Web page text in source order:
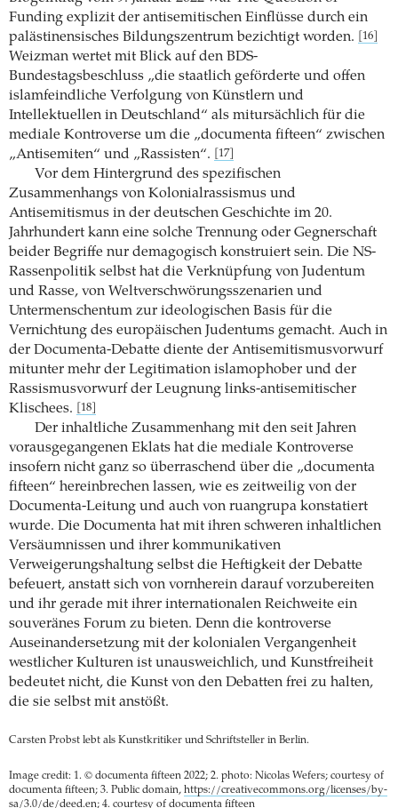
Funding explizit der antisemitischen Einflüsse durch ein
palästinensisches Bildungszentrum bezichtigt worden.
[16]
Weizman wertet mit Blick auf den BDS-
Bundestagsbeschluss „die staatlich geförderte und offen
islamfeindliche Verfolgung von Künstlern und
Intellektuellen in Deutschland“ als mitursächlich für die
mediale Kontroverse um die „documenta fifteen“ zwischen
„Antisemiten“ und „Rassisten“.
[17]
Vor dem Hintergrund des spezifischen
Zusammenhangs von Kolonialrassismus und
Antisemitismus in der deutschen Geschichte im 20.
Jahrhundert kann eine solche Trennung oder Gegnerschaft
beider Begriffe nur demagogisch konstruiert sein. Die NS-
Rassenpolitik selbst hat die Verknüpfung von Judentum
und Rasse, von Weltverschwörungsszenarien und
Untermenschentum zur ideologischen Basis für die
Vernichtung des europäischen Judentums gemacht. Auch in
der Documenta-Debatte diente der Antisemitismusvorwurf
mitunter mehr der Legitimation islamophober und der
Rassismusvorwurf der Leugnung links-antisemitischer
Klischees.
[18]
Der inhaltliche Zusammenhang mit den seit Jahren
vorausgegangenen Eklats hat die mediale Kontroverse
insofern nicht ganz so überraschend über die „documenta
fifteen“ hereinbrechen lassen, wie es zeitweilig von der
Documenta-Leitung und auch von ruangrupa konstatiert
wurde. Die Documenta hat mit ihren schweren inhaltlichen
Versäumnissen und ihrer kommunikativen
Verweigerungshaltung selbst die Heftigkeit der Debatte
befeuert, anstatt sich von vornherein darauf vorzubereiten
und ihr gerade mit ihrer internationalen Reichweite ein
souveränes Forum zu bieten. Denn die kontroverse
Auseinandersetzung mit der kolonialen Vergangenheit
westlicher Kulturen ist unausweichlich, und Kunstfreiheit
bedeutet nicht, die Kunst von den Debatten frei zu halten,
die sie selbst mit anstößt.
Carsten Probst lebt als Kunstkritiker und Schriftsteller in Berlin.
Image credit: 1. © documenta fifteen 2022; 2. photo: Nicolas Wefers; courtesy of
documenta fifteen; 3. Public domain, https://creativecommons.org/licenses/by-
sa/3.0/de/deed.en; 4. courtesy of documenta fifteen